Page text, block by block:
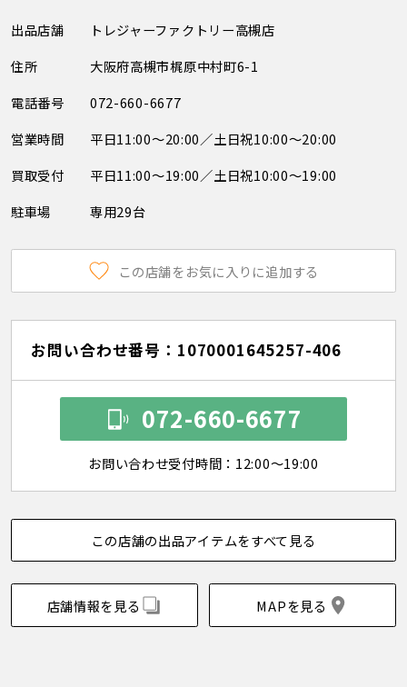
出品店舗
トレジャーファクトリー高槻店
住所
大阪府高槻市梶原中村町6-1
電話番号
072-660-6677
営業時間
平日11:00～20:00／土日祝10:00～20:00
買取受付
平日11:00～19:00／土日祝10:00～19:00
駐車場
専用29台
この店舗をお気に入りに追加する
お問い合わせ番号：1070001645257-406
072-660-6677
お問い合わせ受付時間：12:00～19:00
この店舗の出品アイテムをすべて見る
店舗情報を見る MAPを見る